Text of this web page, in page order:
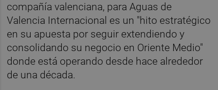
compañía valenciana, para Aguas de
Valencia Internacional es un "hito estratégico
en su apuesta por seguir extendiendo y
consolidando su negocio en Oriente Medio"
donde está operando desde hace alrededor
de una década.